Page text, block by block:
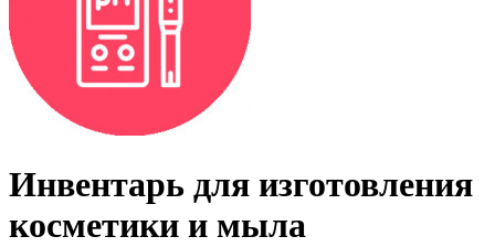
Инвентарь для изготовления
косметики и мыла